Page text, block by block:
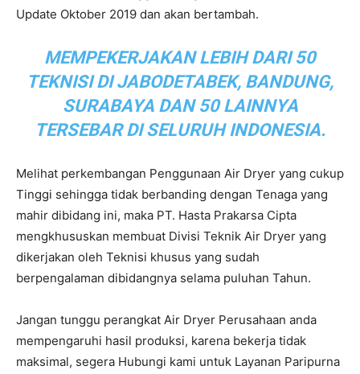
Update Oktober 2019 dan akan bertambah.
MEMPEKERJAKAN LEBIH DARI 50
TEKNISI DI JABODETABEK, BANDUNG,
SURABAYA DAN 50 LAINNYA
TERSEBAR DI SELURUH INDONESIA.
Melihat perkembangan Penggunaan Air Dryer yang cukup
Tinggi sehingga tidak berbanding dengan Tenaga yang
mahir dibidang ini, maka PT. Hasta Prakarsa Cipta
mengkhususkan membuat Divisi Teknik Air Dryer yang
dikerjakan oleh Teknisi khusus yang sudah
berpengalaman dibidangnya selama puluhan Tahun.
Jangan tunggu perangkat Air Dryer Perusahaan anda
mempengaruhi hasil produksi, karena bekerja tidak
maksimal, segera Hubungi kami untuk Layanan Paripurna